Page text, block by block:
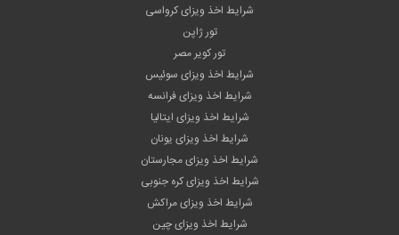
شرایط اخذ ویزای کرواسی
تور ژاپن
تور کویر مصر
شرایط اخذ ویزای سوئیس
شرایط اخذ ویزای فرانسه
شرایط اخذ ویزای ایتالیا
شرایط اخذ ویزای یونان
شرایط اخذ ویزای مجارستان
شرایط اخذ ویزای کره جنوبی
شرایط اخذ ویزای مراکش
شرایط اخذ ویزای چین